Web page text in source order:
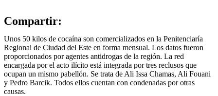
Compartir:
Unos 50 kilos de cocaína son comercializados en la Penitenciaría
Regional de Ciudad del Este en forma mensual. Los datos fueron
proporcionados por agentes antidrogas de la región. La red
encargada por el acto ilícito está integrada por tres reclusos que
ocupan un mismo pabellón. Se trata de Ali Issa Chamas, Ali Fouani
y Pedro Barcik. Todos ellos cuentan con condenadas por otras
causas.